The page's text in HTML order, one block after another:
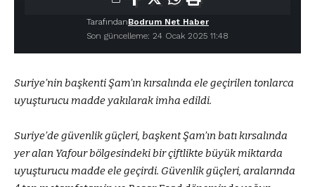
Son güncelleme: 24 Ocak 2025 11:48
TarafındanBodrum Net Haber
Suriye’nin başkenti Şam’ın kırsalında ele geçirilen tonlarca
uyuşturucu madde yakılarak imha edildi.
Suriye’de güvenlik güçleri, başkent Şam’ın batı kırsalında
yer alan Yafour bölgesindeki bir çiftlikte büyük miktarda
uyuşturucu madde ele geçirdi. Güvenlik güçleri, aralarında